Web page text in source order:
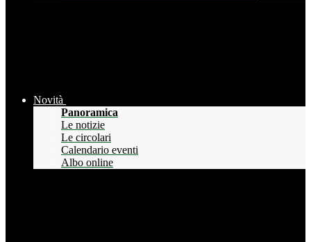
Novità
Panoramica
Le notizie
Le circolari
Calendario eventi
Albo online